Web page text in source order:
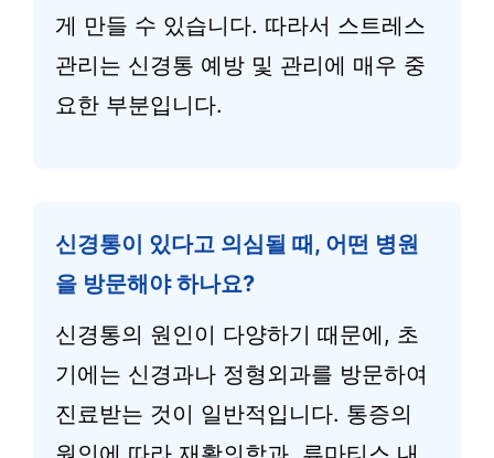
게 만들 수 있습니다. 따라서 스트레스
관리는 신경통 예방 및 관리에 매우 중
요한 부분입니다.
신경통이 있다고 의심될 때, 어떤 병원
을 방문해야 하나요?
신경통의 원인이 다양하기 때문에, 초
기에는 신경과나 정형외과를 방문하여
진료받는 것이 일반적입니다. 통증의